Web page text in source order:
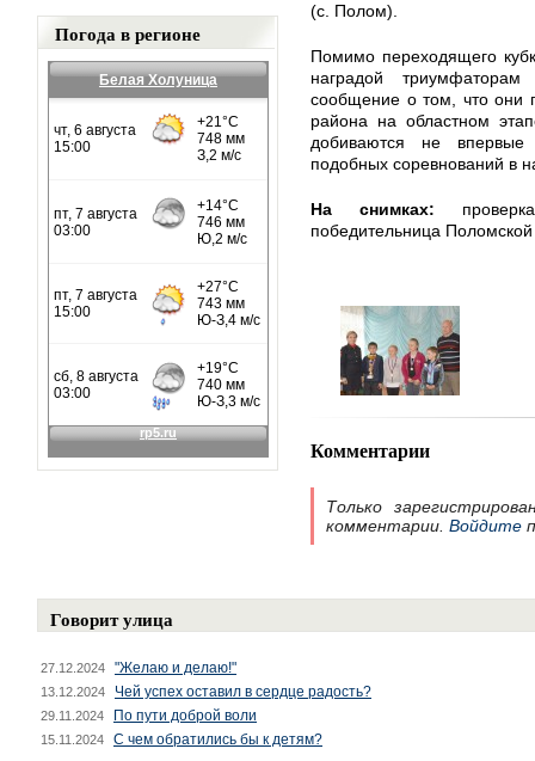
Погода в регионе
Белая Холуница
(с. Полом).
Помимо переходящего
наградой
сообщение о том, что они
района на областном
добиваются не
подобных соревнований в
На снимках:
победительница
Комментарии
Только
комментарии. Войдите
Говорит улица
27.12.2024 "Желаю и делаю!"
13.12.2024 Чей успех оставил в сердце радость?
29.11.2024 По пути доброй воли
15.11.2024 С чем обратились бы к детям?